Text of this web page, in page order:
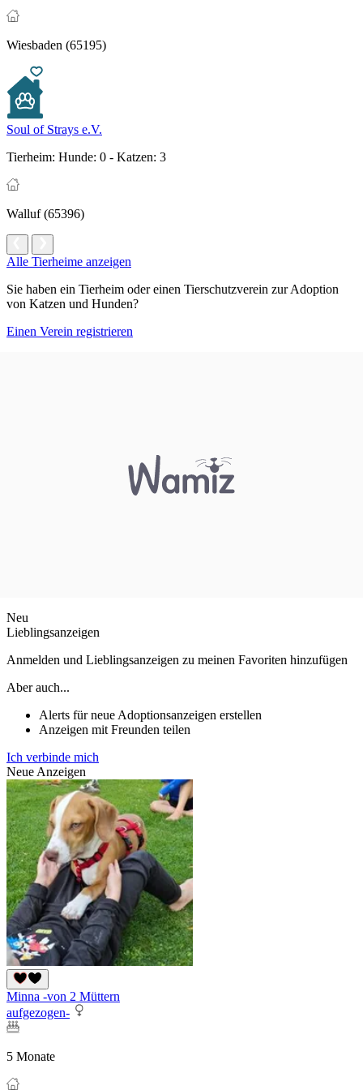
Wiesbaden (65195)
Soul of Strays e.V.
Tierheim: Hunde: 0 - Katzen: 3
Walluf (65396)
Alle Tierheime anzeigen
Sie haben ein Tierheim oder einen Tierschutzverein zur Adoption
von Katzen und Hunden?
Einen Verein registrieren
Neu
Lieblingsanzeigen
Anmelden und Lieblingsanzeigen zu meinen Favoriten hinzufügen
Aber auch...
Alerts für neue Adoptionsanzeigen erstellen
Anzeigen mit Freunden teilen
Ich verbinde mich
Neue Anzeigen
Minna -von 2 Müttern
aufgezogen-
5 Monate